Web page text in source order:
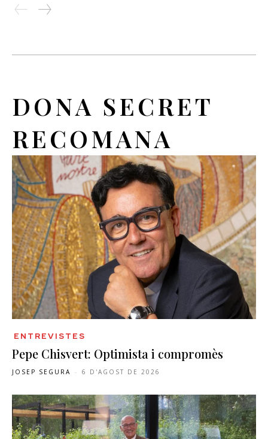
DONA SECRET
RECOMANA
ENTREVISTES
Pepe Chisvert: Optimista i compromès
JOSEP SEGURA - 6 D'AGOST DE 2026